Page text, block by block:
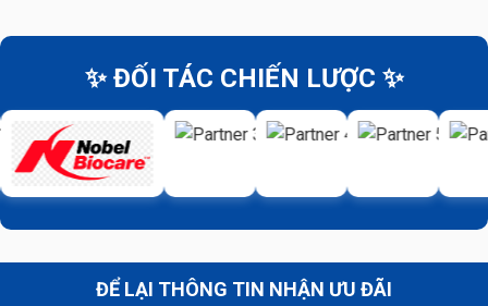
✨ ĐỐI TÁC CHIẾN LƯỢC ✨
ĐỂ LẠI THÔNG TIN NHẬN ƯU ĐÃI